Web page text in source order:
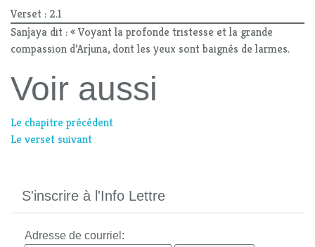
Verset : 2.1
Sanjaya dit : « Voyant la profonde tristesse et la grande
compassion d’Arjuna, dont les yeux sont baignés de larmes.
Voir aussi
Le chapitre précédent
Le verset suivant
S'inscrire à l'Info Lettre
Adresse de courriel: